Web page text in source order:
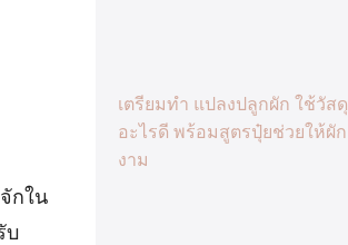
กใน
บ
เตรียมทำ แปลงปลูกผัก ใช้วัสดุ
อะไรดี พร้อมสูตรปุ๋ยช่วยให้ผัก
งาม